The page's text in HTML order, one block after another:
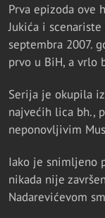
Prva epizoda
Jukića i
septembra 2007.
prvo u BiH, a vrlo
Serija je okupila
najvećih lica bh.,
neponovljivim
Iako je snimljeno
nikada nije
Nadarevićevom